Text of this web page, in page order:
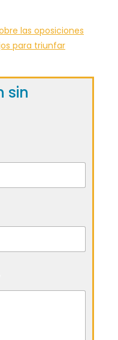
las oposiciones
para triunfar
sin